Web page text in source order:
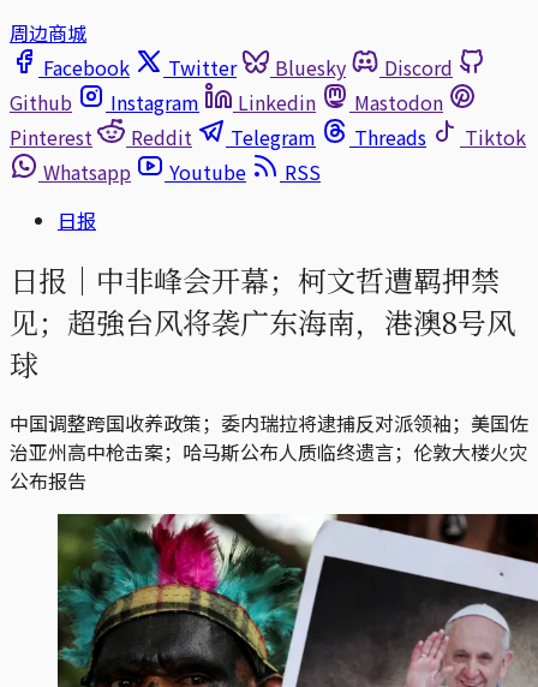
周边商城
Facebook
Twitter Bluesky
Discord
Github
Instagram Linkedin
Mastodon
Pinterest
Reddit Telegram Threads
Tiktok
Whatsapp
Youtube
RSS
日报
日报｜中非峰会开幕；柯文哲遭羁押禁
见；超強台风将袭广东海南，港澳8号风
球
中国调整跨国收养政策；委内瑞拉将逮捕反对派领袖；美国佐
治亚州高中枪击案；哈马斯公布人质临终遗言；伦敦大楼火灾
公布报告